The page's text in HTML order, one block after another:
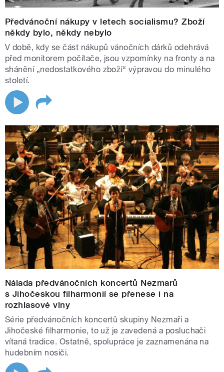
Moderní zvukové uchopení slavné sbírky Karla Jaromíra
Erbena v mimořádném hereckém obsazení (František
Němec, Petra Bučková, Jan Vondráček aj.). Vysoká míra
stylizace a precizní režijní vedení dělají z této adaptace
jeden z nejambicióznějších titulů letošní vánoční nabídky.
Percy Jackson: Zloděj blesku
Rádio Junior uvede jako svou velkou štědrovečerní
premiéru 20dílnou četbu bestselleru Percy Jackson –
Zloděj blesku. Adaptace přináší posluchačům dynamický
příběh plný humoru, dobrodružství a mytologických
prvků a představuje vůbec první zahraniční titul ve
vysílání stanice.
Předvánoční nákupy v letech socialismu? Zboží
někdy bylo, někdy nebylo
V době, kdy se část nákupů vánočních dárků odehrává
před monitorem počítače, jsou vzpomínky na fronty a na
shánění „nedostatkového zboží“ výpravou do minulého
století.
Nálada předvánočních koncertů Nezmarů
s Jihočeskou filharmonií se přenese i na
rozhlasové vlny
Série předvánočních koncertů skupiny Nezmaři a
Jihočeské filharmonie, to už je zavedená a posluchači
vítaná tradice. Ostatně, spolupráce je zaznamenána na
hudebním nosiči.